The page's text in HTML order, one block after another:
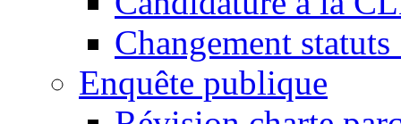
Changement
Enquête publique